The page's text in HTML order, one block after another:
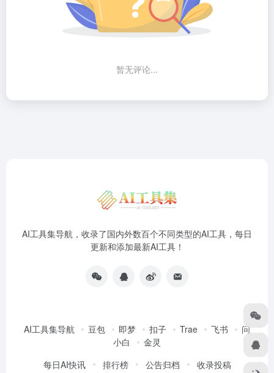
暂无评论...
AI工具集导航，收录了国内外数百个不同类型的AI工具，每日
更新和添加最新AI工具！
AI工具集导航 豆包 即梦 扣子 Trae 飞书
问
小白
金灵
每日AI快讯
排行榜 公告归档 收录投稿